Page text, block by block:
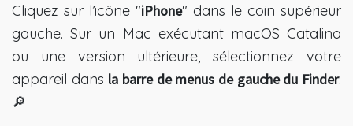
Cliquez sur l’icône "iPhone" dans le coin supérieur
gauche. Sur un Mac exécutant macOS Catalina
ou une version ultérieure, sélectionnez votre
appareil dans la barre de menus de gauche du Finder.
🔎